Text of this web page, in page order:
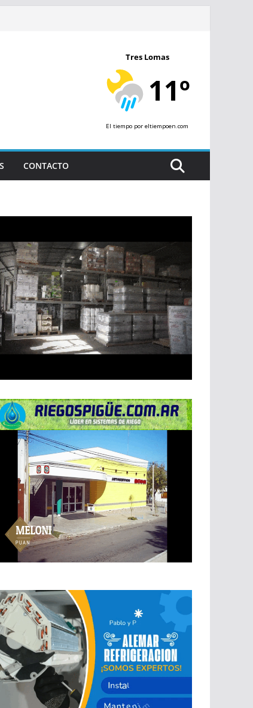
Tres Lomas
11º
El tiempo por eltiempoen.com
CONTACTO